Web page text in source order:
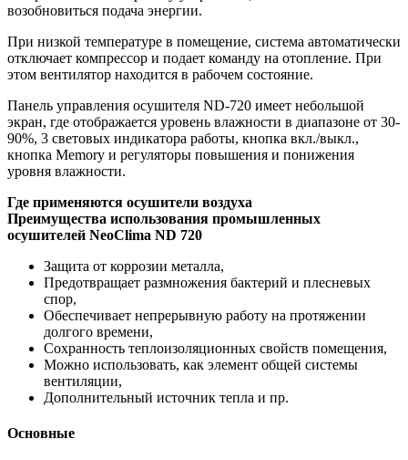
возобновиться подача энергии.
При низкой температуре в помещение, система автоматически
отключает компрессор и подает команду на отопление. При
этом вентилятор находится в рабочем состояние.
Панель управления осушителя ND-720 имеет небольшой
экран, где отображается уровень влажности в диапазоне от 30-
90%, 3 световых индикатора работы, кнопка вкл./выкл.,
кнопка Memory и регуляторы повышения и понижения
уровня влажности.
Где применяются осушители воздуха
Преимущества использования промышленных
осушителей NeoClima ND 720
Защита от коррозии металла,
Предотвращает размножения бактерий и плесневых
спор,
Обеспечивает непрерывную работу на протяжении
долгого времени,
Сохранность теплоизоляционных свойств помещения,
Можно использовать, как элемент общей системы
вентиляции,
Дополнительный источник тепла и пр.
Основные